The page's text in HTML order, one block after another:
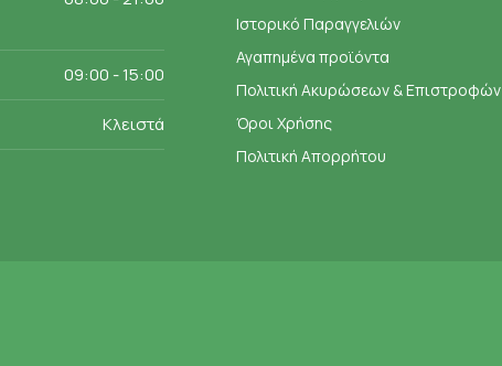
09:00 - 15:00
Κλειστά
Ιστορικό Παραγγελιών
Αγαπημένα προϊόντα
Πολιτική Ακυρώσεων & Επιστροφών
Όροι Χρήσης
Πολιτική Απορρήτου